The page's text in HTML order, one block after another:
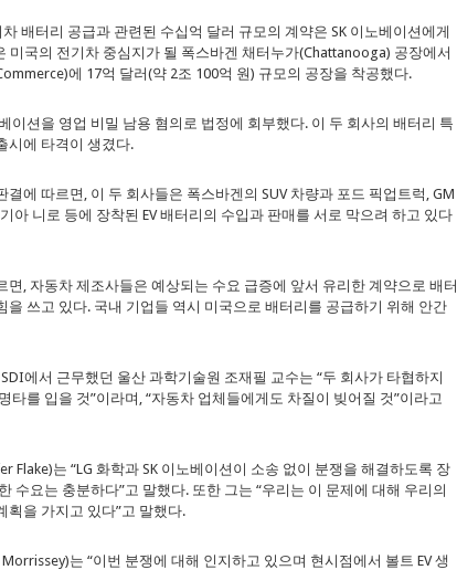
배터리 공급과 관련된 수십억 달러 규모의 계약은 SK 이노베이션에게
미국의 전기차 중심지가 될 폭스바겐 채터누가(Chattanooga) 공장에서
에 17억 달러(약 2조 100억 원) 규모의 공장을 착공했다.
이션을 영업 비밀 남용 혐의로 법정에 회부했다. 이 두 회사의 배터리 특
시에 타격이 생겼다.
에 따르면, 이 두 회사들은 폭스바겐의 SUV 차량과 포드 픽업트럭, GM
아 니로 등에 장착된 EV 배터리의 수입과 판매를 서로 막으려 하고 있다
면, 자동차 제조사들은 예상되는 수요 급증에 앞서 유리한 계약으로 배터
을 쓰고 있다. 국내 기업들 역시 미국으로 배터리를 공급하기 위해 안간
에서 근무했던 울산 과학기술원 조재필 교수는 “두 회사가 타협하지
타를 입을 것”이라며, “자동차 업체들에게도 차질이 빚어질 것”이라고
Flake)는 “LG 화학과 SK 이노베이션이 소송 없이 분쟁을 해결하도록 장
수요는 충분하다”고 말했다. 또한 그는 “우리는 이 문제에 대해 우리의
획을 가지고 있다”고 말했다.
는 “이번 분쟁에 대해 인지하고 있으며 현시점에서 볼트 EV 생